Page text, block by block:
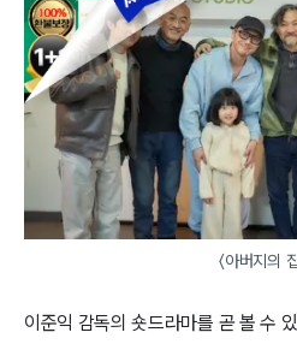
〈아버지의
이준익 감독의 숏드라마를 곧 볼 수